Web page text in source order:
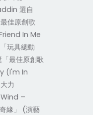
選自
佳原創歌
In Me
玩具總動
最佳原創歌
(I'm In
力
–
緣」 (演藝